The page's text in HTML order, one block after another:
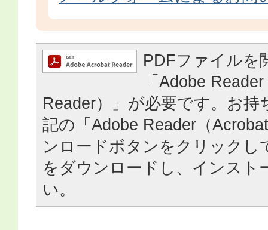
PDFファイルを
「Adobe
Reader）」が必要です。お持
記の「Adobe Reader（
ンロードボタンをクリックし
をダウンロードし、インスト
い。